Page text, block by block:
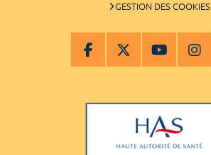
GESTION DES COOKIES